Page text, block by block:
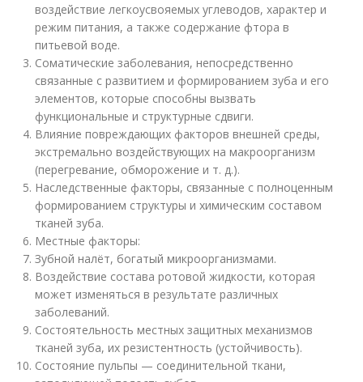
воздействие легкоусвояемых углеводов, характер и
режим питания, а также содержание фтора в
питьевой воде.
Соматические заболевания, непосредственно
связанные с развитием и формированием зуба и его
элементов, которые способны вызвать
функциональные и структурные сдвиги.
Влияние повреждающих факторов внешней среды,
экстремально воздействующих на макроорганизм
(перегревание, обморожение и т. д.).
Наследственные факторы, связанные с полноценным
формированием структуры и химическим составом
тканей зуба.
Местные факторы:
Зубной налёт, богатый микроорганизмами.
Воздействие состава ротовой жидкости, которая
может изменяться в результате различных
заболеваний.
Состоятельность местных защитных механизмов
тканей зуба, их резистентность (устойчивость).
Состояние пульпы — соединительной ткани,